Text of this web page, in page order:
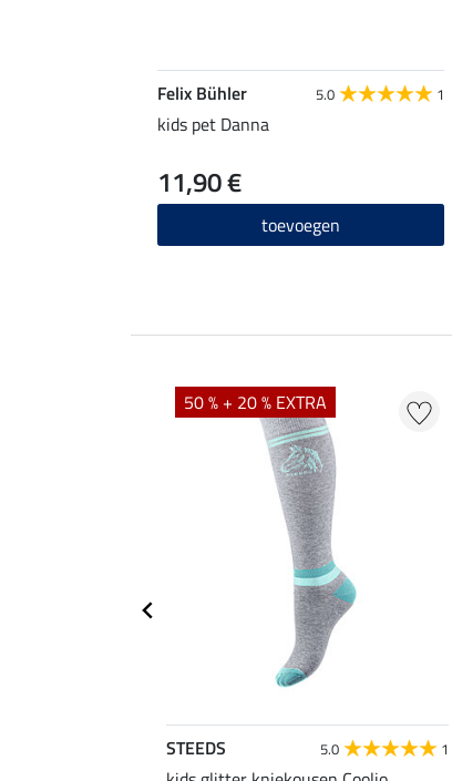
Felix Bühler 5.0 1
kids pet Danna
11,90 €
toevoegen
50 % + 20 % EXTRA
STEEDS 5.0 1